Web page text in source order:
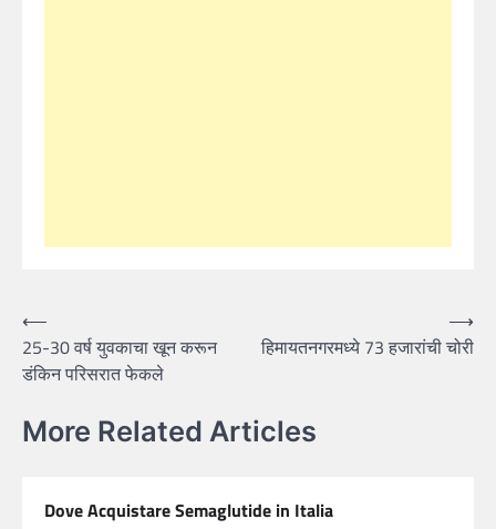
Post
navigation
⟵
25-30 वर्ष युवकाचा खून करून
डंकिन परिसरात फेकले
हिमायतनगरमध्ये 73 हजारांची चोरी
⟶
More Related Articles
Dove Acquistare Semaglutide in Italia